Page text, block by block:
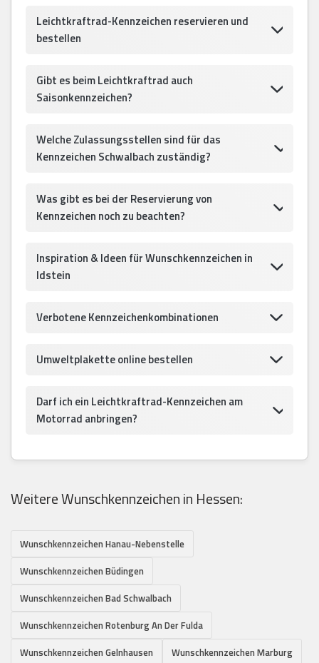
Leichtkraftrad-Kennzeichen reservieren und
bestellen
Gibt es beim Leichtkraftrad auch
Saisonkennzeichen?
Welche Zulassungsstellen sind für das
Kennzeichen Schwalbach zuständig?
Was gibt es bei der Reservierung von
Kennzeichen noch zu beachten?
Inspiration & Ideen für Wunschkennzeichen in
Idstein
Verbotene Kennzeichenkombinationen
Umweltplakette online bestellen
Darf ich ein Leichtkraftrad-Kennzeichen am
Motorrad anbringen?
Weitere Wunschkennzeichen in Hessen:
Wunschkennzeichen Hanau-Nebenstelle
Wunschkennzeichen Büdingen
Wunschkennzeichen Bad Schwalbach
Wunschkennzeichen Rotenburg An Der Fulda
Wunschkennzeichen Gelnhausen
Wunschkennzeichen Marburg